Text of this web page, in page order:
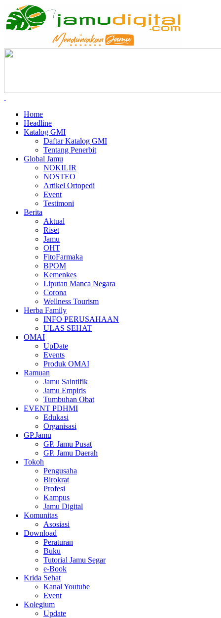
Home
Headline
Katalog GMI
Daftar Katalog GMI
Tentang Penerbit
Global Jamu
NOKILIR
NOSTEO
Artikel Ortopedi
Event
Testimoni
Berita
Aktual
Riset
Jamu
OHT
FitoFarmaka
BPOM
Kemenkes
Liputan Manca Negara
Corona
Wellness Tourism
Herba Family
INFO PERUSAHAAN
ULAS SEHAT
OMAI
UpDate
Events
Produk OMAI
Ramuan
Jamu Saintifik
Jamu Empiris
Tumbuhan Obat
EVENT PDHMI
Edukasi
Organisasi
GP.Jamu
GP. Jamu Pusat
GP. Jamu Daerah
Tokoh
Pengusaha
Birokrat
Profesi
Kampus
Jamu Digital
Komunitas
Asosiasi
Download
Peraturan
Buku
Tutorial Jamu Segar
e-Book
Krida Sehat
Kanal Youtube
Event
Kolegium
Update